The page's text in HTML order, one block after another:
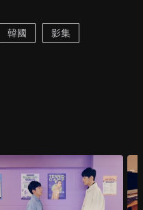
韓國 影集